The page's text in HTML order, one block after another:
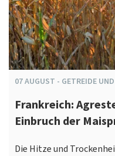
07AUGUST - GETREIDE
Frankreich:
Einbruch der
Die Hitze und